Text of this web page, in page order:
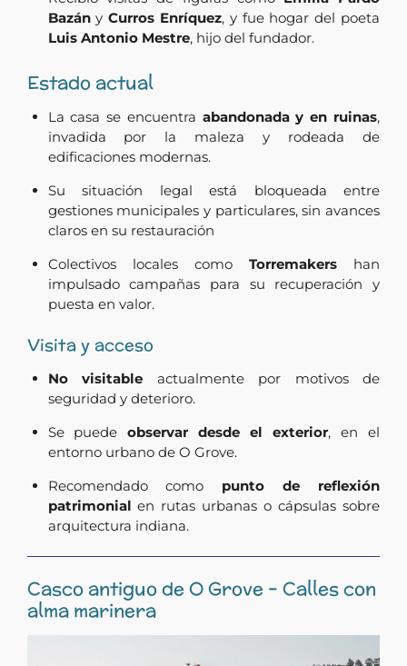
BazányCurros Enríquez, y fue hogar del poeta
Luis Antonio Mestre, hijo del fundador.
Estado actual
La casa se encuentra abandonada y en ruinas,
invadida por la maleza y rodeada de
edificaciones modernas.
Su situación legal está bloqueada entre
gestiones municipales y particulares, sin avances
claros en su restauración
Colectivos locales como Torremakershan
impulsado campañas para su recuperación y
puesta en valor.
Visita y acceso
No visitable actualmente por motivos de
seguridad y deterioro.
Se puedeobservar desde el exterior, en el
entorno urbano de O Grove.
Recomendado como punto de reflexión
patrimonial en rutas urbanas o cápsulas sobre
arquitectura indiana.
Casco antiguo de O Grove – Calles con
alma marinera